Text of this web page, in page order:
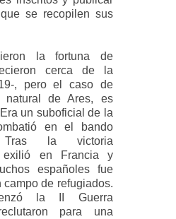
se recopilen sus
la fortuna de
cerca de la
, pero el caso de
natural de Ares, es
un suboficial de la
en el bando
Tras la victoria
exilió en Francia y
españoles fue
campo de refugiados.
la II Guerra
para una